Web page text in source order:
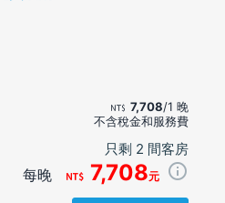
7,708/1 晚
不含稅金和服務費
只剩 2 間客房
每晚 7,708元